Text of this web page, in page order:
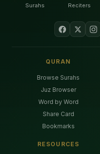
Surahs
Reciters
QURAN
Browse Surahs
Juz Browser
Word by Word
Share Card
Bookmarks
RESOURCES